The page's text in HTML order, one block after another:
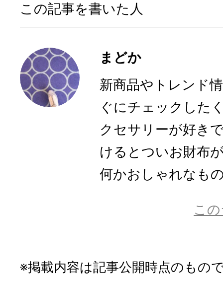
この記事を書いた人
まどか
新商品やトレンド
ぐにチェックした
クセサリーが好き
けるとついお財布
何かおしゃれなも
こ
※掲載内容は記事公開時点のもの